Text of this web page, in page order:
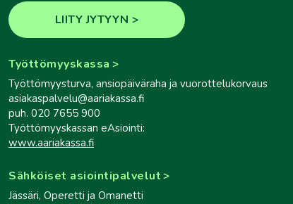
LIITY JYTYYN
Työttömyyskassa
Työttömyysturva, ansiopäiväraha ja vuorottelukorvaus
asiakaspalvelu@aariakassa.fi
puh. 020 7655 900
Työttömyyskassan eAsiointi:
www.aariakassa.fi
Sähköiset asiointipalvelut
Jässäri, Operetti ja Omanetti